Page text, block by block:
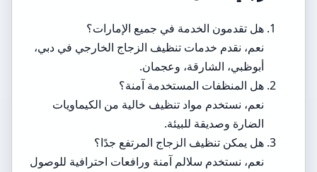
هل تقدمون الخدمة في جميع الإمارات؟
نعم، نقدم خدمات تنظيف الزجاج الخارجي في دبي،
أبوظبي، الشارقة، وعجمان.
هل المنظفات المستخدمة آمنة؟
نعم، نستخدم مواد تنظيف خالية من الكيماويات
الضارة وصديقة للبيئة.
هل يمكن تنظيف الزجاج المرتفع جدًا؟
نعم، نستخدم سلالم آمنة ورافعات احترافية للوصول